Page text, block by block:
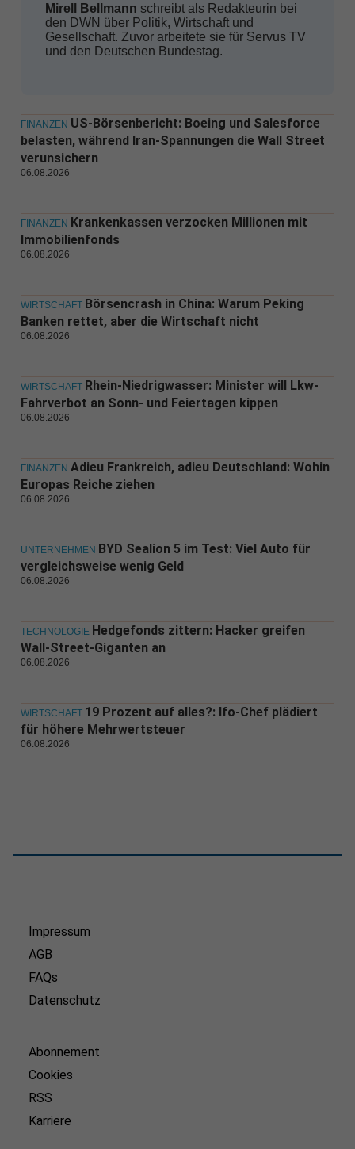
Mirell Bellmann schreibt als Redakteurin bei
den DWN über Politik, Wirtschaft und
Gesellschaft. Zuvor arbeitete sie für Servus TV
und den Deutschen Bundestag.
FINANZEN US-Börsenbericht: Boeing und Salesforce
belasten, während Iran-Spannungen die Wall Street
verunsichern
06.08.2026
FINANZEN Krankenkassen verzocken Millionen mit
Immobilienfonds
06.08.2026
WIRTSCHAFT Börsencrash in China: Warum Peking
Banken rettet, aber die Wirtschaft nicht
06.08.2026
WIRTSCHAFT Rhein-Niedrigwasser: Minister will Lkw-
Fahrverbot an Sonn- und Feiertagen kippen
06.08.2026
FINANZEN Adieu Frankreich, adieu Deutschland: Wohin
Europas Reiche ziehen
06.08.2026
UNTERNEHMEN BYD Sealion 5 im Test: Viel Auto für
vergleichsweise wenig Geld
06.08.2026
TECHNOLOGIE Hedgefonds zittern: Hacker greifen
Wall-Street-Giganten an
06.08.2026
WIRTSCHAFT 19 Prozent auf alles?: Ifo-Chef plädiert
für höhere Mehrwertsteuer
06.08.2026
Impressum
AGB
FAQs
Datenschutz
Abonnement
Cookies
RSS
Karriere